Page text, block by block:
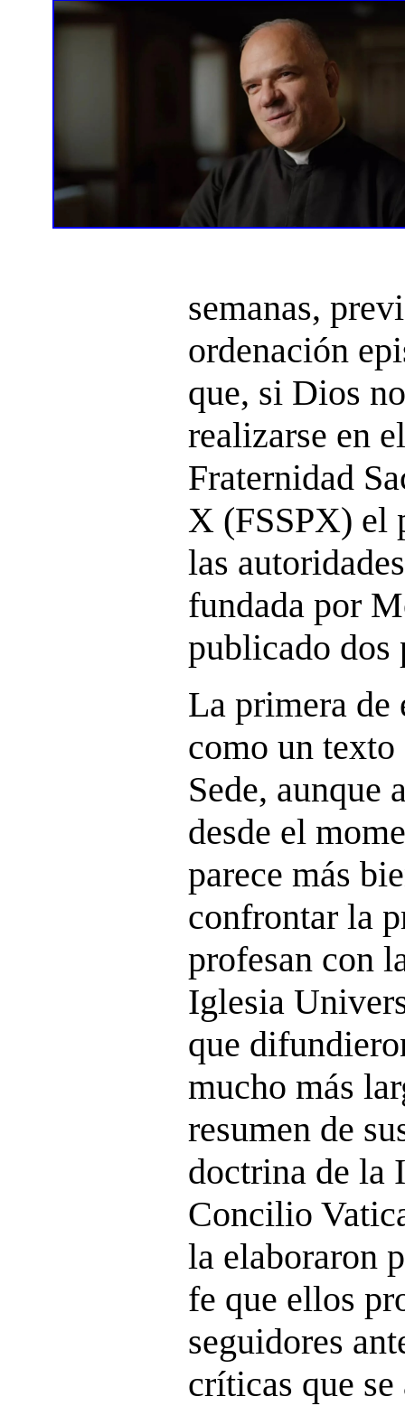
semanas,
ordenación
que, si Dios
realizarse en
Fraternidad
X (FSSPX) el
las
fundada por
publicado dos
La primera de
como un
Sede, aunque
desde el
parece más
confrontar la
profesan con
Iglesia
que
mucho más
resumen de
doctrina de la
Concilio
la elaboraron
fe que ellos
seguidores
críticas que